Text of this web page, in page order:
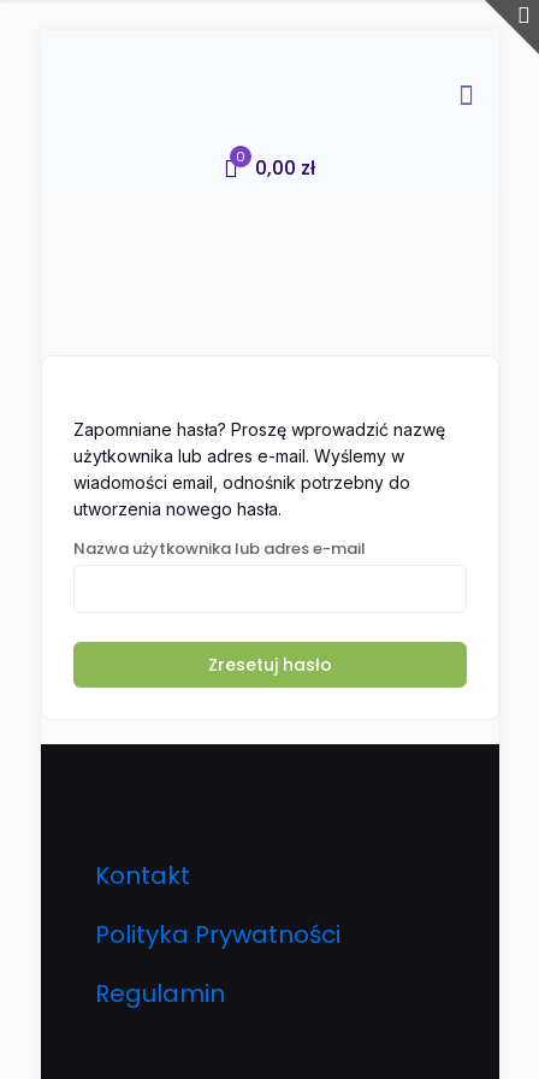
0 0,00 zł
Zapomniane hasła? Proszę wprowadzić nazwę
użytkownika lub adres e-mail. Wyślemy w
wiadomości email, odnośnik potrzebny do
utworzenia nowego hasła.
Nazwa użytkownika lub adres e-mail
Zresetuj hasło
Kontakt
Polityka Prywatności
Regulamin